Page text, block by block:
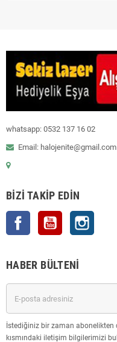
whatsapp: 0532 137 16 02
Email: halojenite@gmail.com
BIZI TAKIP EDIN
Facebook YouTube
HABER BÜLTENI
İstediğiniz bir zaman abonelikten
kısmındaki iletişim bilgilerimizi